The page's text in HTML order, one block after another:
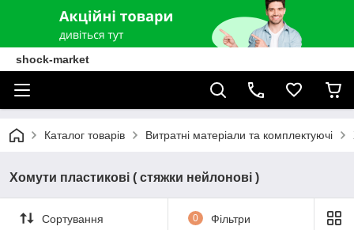
shock-market
Каталог товарів Витратні матеріали та комплектуючі
Хомути пластикові ( стяжки нейлонові )
Сортування 0 Фільтри